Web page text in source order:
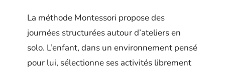
La méthode Montessori propose des
journées structurées autour d’ateliers en
solo. L’enfant, dans un environnement pensé
pour lui, sélectionne ses activités librement